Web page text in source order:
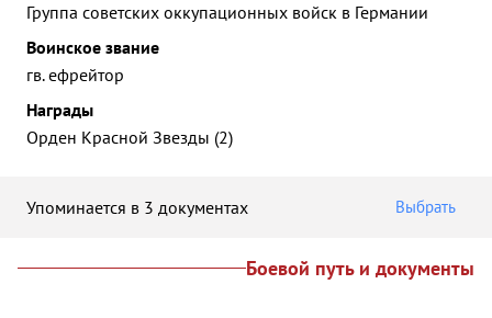
Группа советских оккупационных войск в Германии
Воинское звание
гв. ефрейтор
Награды
Орден Красной Звезды (2)
Упоминается в 3 документах Выбрать
Боевой путь и документы